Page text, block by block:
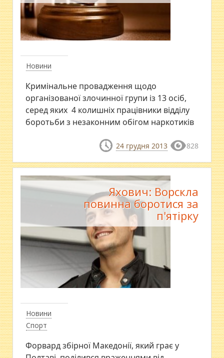
Новини
Кримінальне провадження щодо
організованої злочинної групи із 13 осіб,
серед яких 4 колишніх працівники відділу
боротьби з незаконним обігом наркотиків
24 грудня 2013 828
Новини
Спорт
Яхович: Ворскла
повинна боротися за
п'ятірку
Форвард збірної Македонії, який грає у